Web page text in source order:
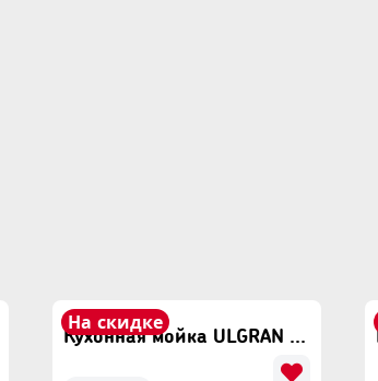
На скидке
Кухонная мойка ULGRAN U-608 Серый